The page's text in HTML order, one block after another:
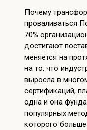
Почему
проваливаться
70%
достигают
меняется на
на то, что
выросла в
сертификаций,
одна и она
популярных
которого